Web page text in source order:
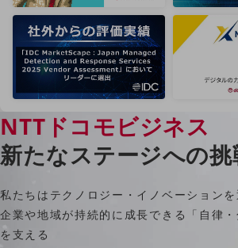
電話・映像コミュニケーション
セキュリティ
AI
データ利活用
運用管理
業務支援・マーケティング
NTTドコモビジネス
新たなステージへの挑
私たちはテクノロジー・イノベーションを
企業や地域が持続的に成長できる「自律・
を支える